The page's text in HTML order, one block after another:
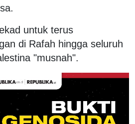
untuk terus
di Rafah hingga seluruh
"musnah".